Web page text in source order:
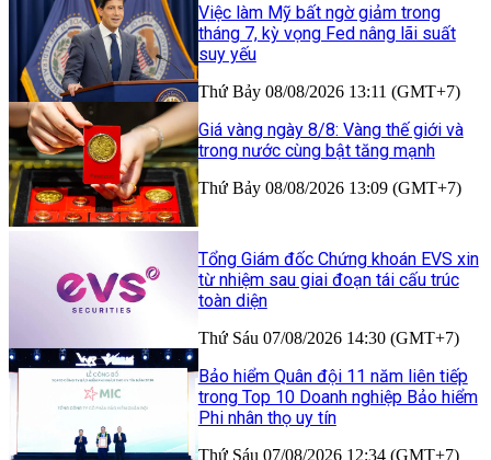
Việc làm Mỹ bất ngờ giảm trong
tháng 7, kỳ vọng Fed nâng lãi suất
suy yếu
Thứ Bảy 08/08/2026 13:11 (GMT+7)
Giá vàng ngày 8/8: Vàng thế giới và
trong nước cùng bật tăng mạnh
Thứ Bảy 08/08/2026 13:09 (GMT+7)
Tổng Giám đốc Chứng khoán EVS xin
từ nhiệm sau giai đoạn tái cấu trúc
toàn diện
Thứ Sáu 07/08/2026 14:30 (GMT+7)
Bảo hiểm Quân đội 11 năm liên tiếp
trong Top 10 Doanh nghiệp Bảo hiểm
Phi nhân thọ uy tín
Thứ Sáu 07/08/2026 12:34 (GMT+7)